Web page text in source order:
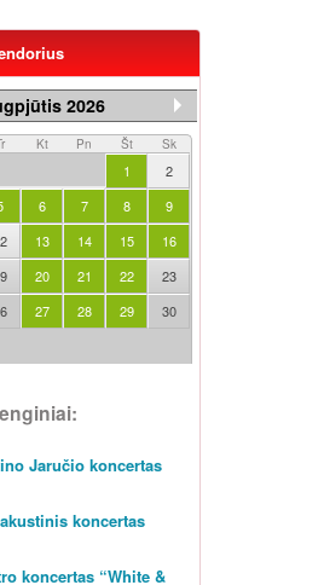
2026
Kt Pn Št Sk
1
2
6 7 8
9
13 14 15
16
20 21 22
23
27 28 29
30
Jaručio koncertas
koncertas
koncertas “White &